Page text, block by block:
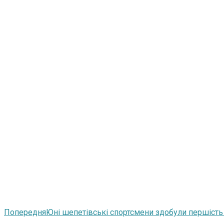
ПопередняЮні шепетівські спортсмени здобули